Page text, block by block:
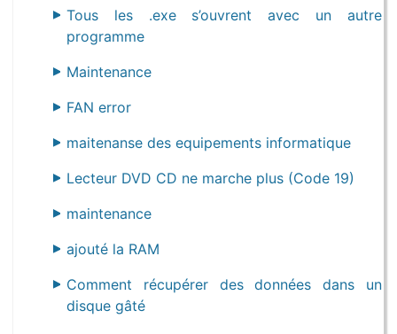
Tous les .exe s’ouvrent avec un autre
programme
Maintenance
FAN error
maitenanse des equipements informatique
Lecteur DVD CD ne marche plus (Code 19)
maintenance
ajouté la RAM
Comment récupérer des données dans un
disque gâté